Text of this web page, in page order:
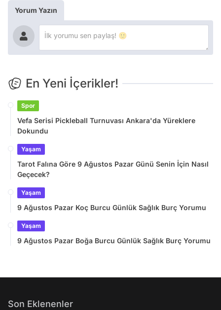
Yorum Yazın
En Yeni İçerikler!
Spor
Vefa Serisi Pickleball Turnuvası Ankara'da Yüreklere
Dokundu
Yaşam
Tarot Falına Göre 9 Ağustos Pazar Günü Senin İçin Nasıl
Geçecek?
Yaşam
9 Ağustos Pazar Koç Burcu Günlük Sağlık Burç Yorumu
Yaşam
9 Ağustos Pazar Boğa Burcu Günlük Sağlık Burç Yorumu
Son Eklenenler